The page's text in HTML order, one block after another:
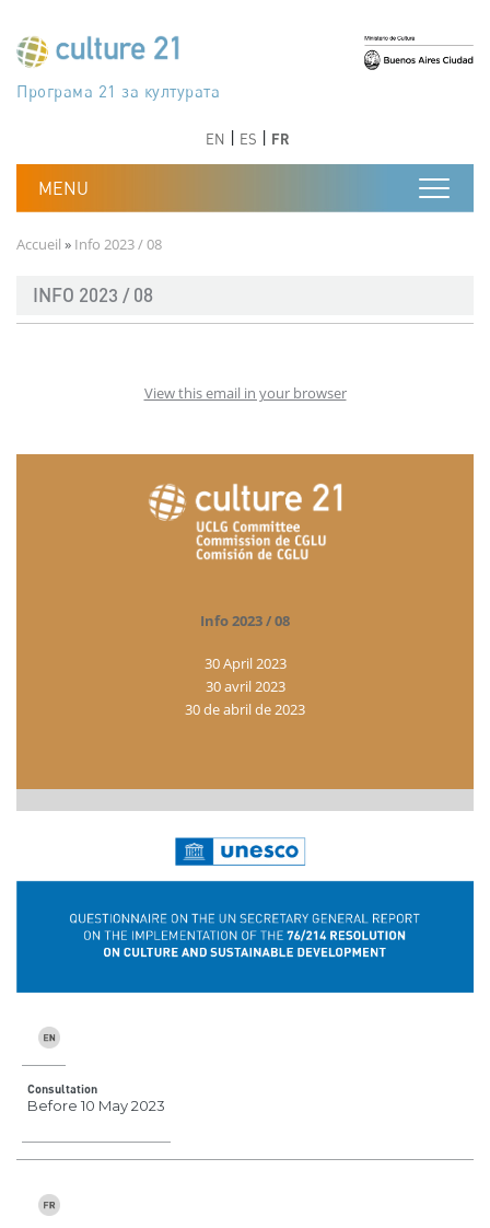
جدول أعمال القرن 21 للثقافة
Програма 21 за културата
Agenda 21 de la cultura
Agjenda 21 për kulturë
Agenda 21 van cultuur
Agenda 21 for culture
Kulturaren Agenda 21
Agenda 21 de la culture
Axenda 21 da cultura
Agenda 21 für Kultur
Agenda 21 della cultura
文化のためのアジェンダ21
دستورکار 21 برای فرهنگ
Agenda 21 dla kultury
Agenda 21 da cultura
Повестка дня 21 для культуры
Agenda 21 za kulturu
Agenda 21 de la cultura
Agenda 21 för kulturen
Kültür için Gündem 21
Порядок денний 21 для культури
EN ES FR
Fil d'Ariane
Accueil Info 2023 / 08
INFO 2023 / 08
View this email in your browser
Info 2023 / 08
30 April 2023
30 avril 2023
30 de abril de 2023
Consultation
Before 10 May 2023